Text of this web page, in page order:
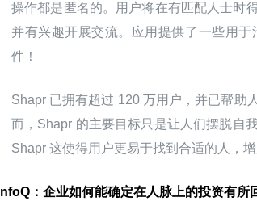
操作都是匿名的。用户将在有匹配人士时
并有兴趣开展交流。应用提供了一些用
件！
Shapr 已拥有超过 120 万用户，并已帮助
而，Shapr 的主要目标只是让人们摆脱自
Shapr 这使得用户更易于找到合适的人，增
InfoQ：企业如何能确定在人脉上的投资有所